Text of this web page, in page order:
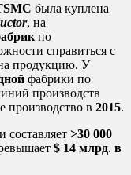
была куплена
, на
по
справиться с
продукцию. У
фабрики по
производств
производство в 2015.
составляет >30 000
$ 14 млрд. в